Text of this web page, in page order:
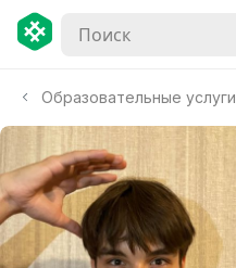
Образовательные услуги